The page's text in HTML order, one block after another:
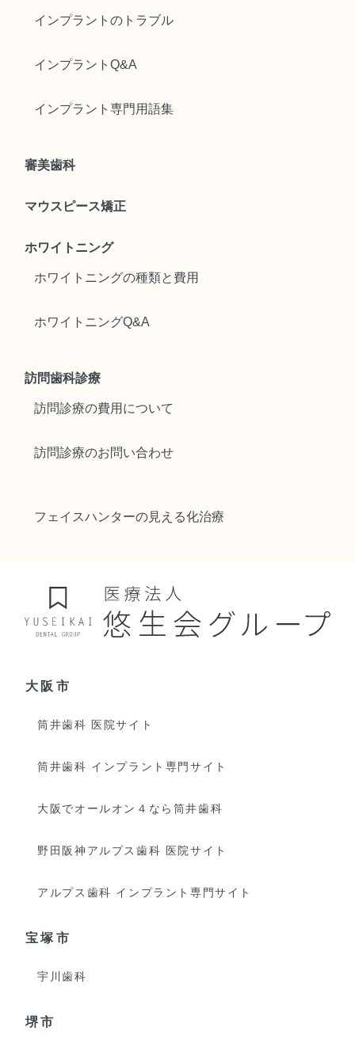
インプラントのトラブル
インプラントQ&A
インプラント専門用語集
審美歯科
マウスピース矯正
ホワイトニング
ホワイトニングの種類と費用
ホワイトニングQ&A
訪問歯科診療
訪問診療の費用について
訪問診療のお問い合わせ
フェイスハンターの見える化治療
大阪市
筒井歯科 医院サイト
筒井歯科 インプラント専門サイト
大阪でオールオン４なら筒井歯科
野田阪神アルプス歯科 医院サイト
アルプス歯科 インプラント専門サイト
宝塚市
宇川歯科
堺市